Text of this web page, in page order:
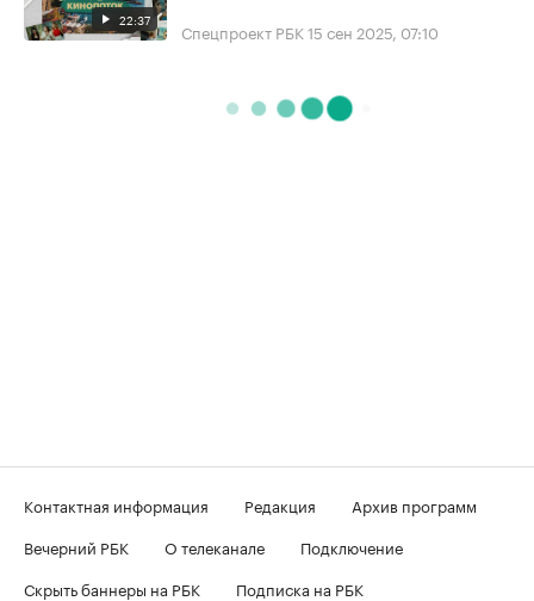
22:37 Спецпроект РБК15 сен 2025, 07:10
Контактная информация Редакция
Архив программ
Вечерний РБК
О телеканале
Подключение
Скрыть баннеры на РБК
Подписка на РБК